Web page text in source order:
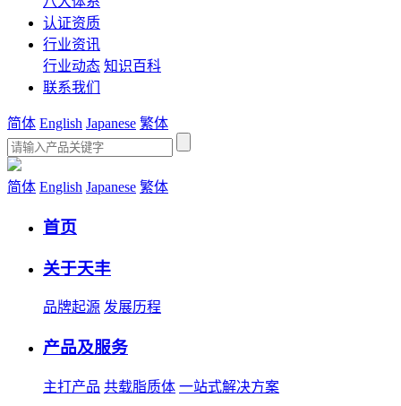
认证资质
行业资讯
行业动态 知识百科
联系我们
简体 English Japanese 繁体
简体 English Japanese 繁体
首页
关于天丰
品牌起源 发展历程
产品及服务
主打产品 共载脂质体 一站式解决方案